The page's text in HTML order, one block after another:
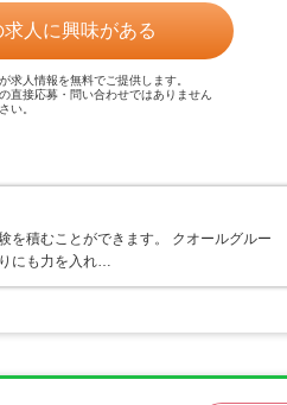
求人に興味がある
求人情報を無料でご提供します。
直接応募・問い合わせではありません
い。
を積むことができます。 クオールグルー
にも力を入れ…